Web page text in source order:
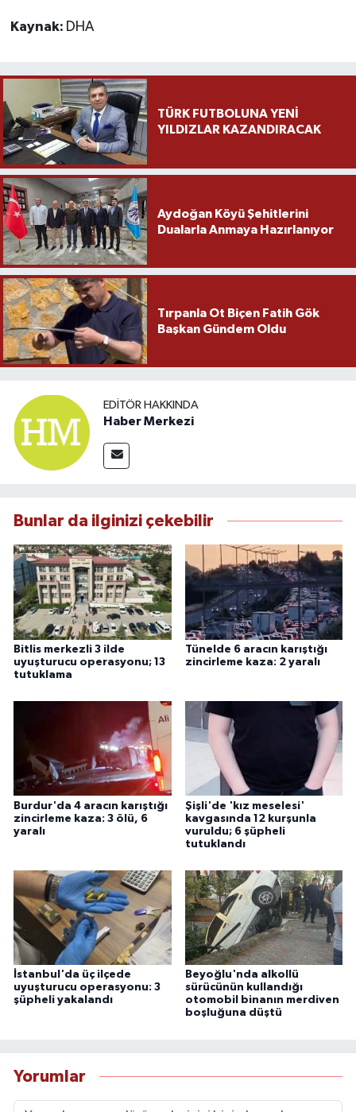
Kaynak: DHA
TÜRK FUTBOLUNA YENİ
YILDIZLAR KAZANDIRACAK
Aydoğan Köyü Şehitlerini
Dualarla Anmaya Hazırlanıyor
Tırpanla Ot Biçen Fatih Gök
Başkan Gündem Oldu
EDITÖR HAKKINDA
Haber Merkezi
Bunlar da ilginizi çekebilir
Bitlis merkezli 3 ilde
uyuşturucu operasyonu; 13
tutuklama
Tünelde 6 aracın karıştığı
zincirleme kaza: 2 yaralı
Burdur'da 4 aracın karıştığı
zincirleme kaza: 3 ölü, 6
yaralı
Şişli'de 'kız meselesi'
kavgasında 12 kurşunla
vuruldu; 6 şüpheli
tutuklandı
İstanbul'da üç ilçede
uyuşturucu operasyonu: 3
şüpheli yakalandı
Beyoğlu'nda alkollü
sürücünün kullandığı
otomobil binanın merdiven
boşluğuna düştü
Yorumlar